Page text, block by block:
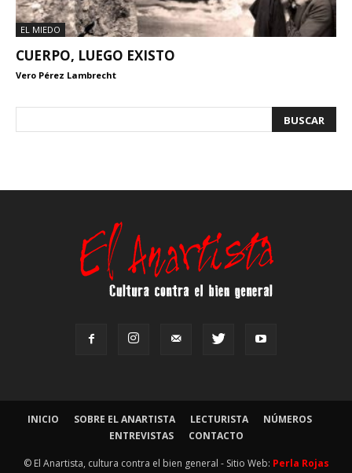
EL MIEDO
CUERPO, LUEGO EXISTO
Vero Pérez Lambrecht
INICIO SOBRE EL ANARTISTA LECTURISTA
NÚMEROS
ENTREVISTAS
CONTACTO
© El Anartista, cultura contra el bien general - Sitio Web: Perla Rojas